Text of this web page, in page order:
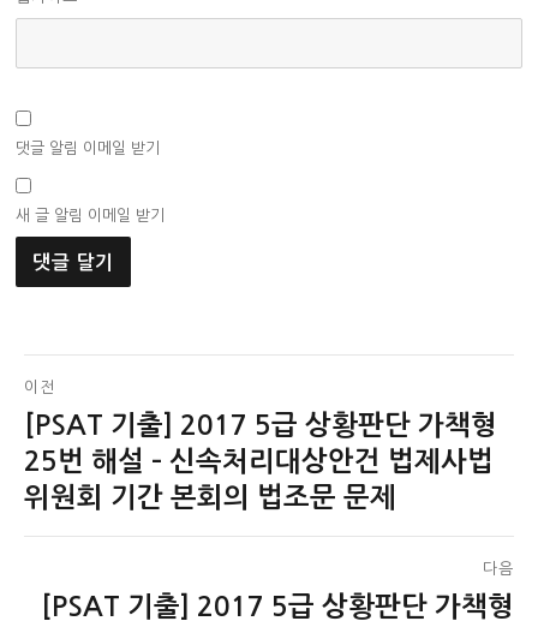
댓글 알림 이메일 받기
새 글 알림 이메일 받기
글
탐
색
이전
이
전
글:
[PSAT 기출] 2017 5급 상황판단 가책형
25번 해설 – 신속처리대상안건 법제사법
위원회 기간 본회의 법조문 문제
다음
[PSAT 기출] 2017 5급 상황판단 가책형